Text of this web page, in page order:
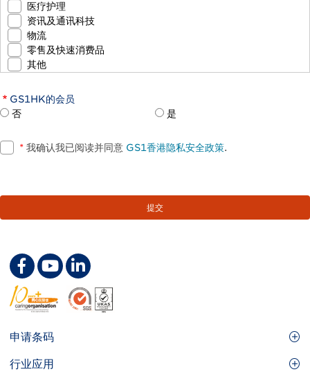
医疗护理
资讯及通讯科技
物流
零售及快速消费品
其他
GS1HK的会员
否
是
* 我确认我已阅读并同意 GS1香港隐私安全政策.
Footer
Site
申请条码
GS1条码
行业应用